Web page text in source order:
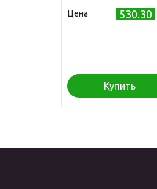
таблетку
Цена 530.30
Купить